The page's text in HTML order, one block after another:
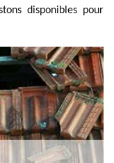
disponibles pour